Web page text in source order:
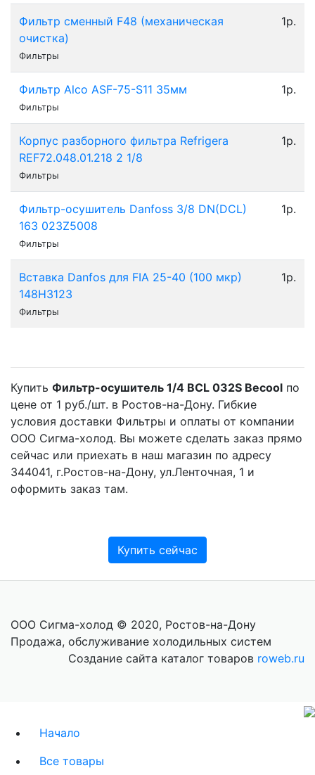
Фильтр сменный F48 (механическая
очистка)
Фильтры
1р.
Фильтр Alco ASF-75-S11 35мм
Фильтры
1р.
Корпус разборного фильтра Refrigera
REF72.048.01.218 2 1/8
Фильтры
1р.
Фильтр-осушитель Danfoss 3/8 DN(DCL)
163 023Z5008
Фильтры
1р.
Вставка Danfos для FIA 25-40 (100 мкр)
148H3123
Фильтры
1р.
Купить Фильтр-осушитель 1/4 BCL 032S Becool по
цене от 1 руб./шт. в Ростов-на-Дону. Гибкие
условия доставки Фильтры и оплаты от компании
ООО Сигма-холод. Вы можете сделать заказ прямо
сейчас или приехать в наш магазин по адресу
344041, г.Ростов-на-Дону, ул.Ленточная, 1 и
оформить заказ там.
Купить сейчас
ООО Сигма-холод © 2020, Ростов-на-Дону
Продажа, обслуживание холодильных систем
Создание сайта каталог товаров roweb.ru
Начало
Все товары